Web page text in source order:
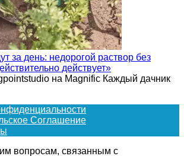
за день: недорогой раствор без
действует»
на Magnific Каждый дачник
Соглашение
вопросам, связанным с